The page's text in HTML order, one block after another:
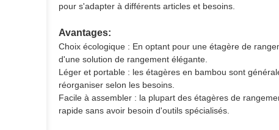
pour s'adapter à différents articles et besoins.
Avantages:
Choix écologique : En optant pour une étagère de
d'une solution de rangement élégante.
Léger et portable : les étagères en bambou sont
réorganiser selon les besoins.
Facile à assembler : la plupart des étagères de
rapide sans avoir besoin d'outils spécialisés.